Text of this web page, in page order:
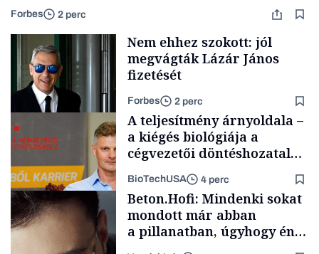
Forbes 2 perc
Politika
Nem ehhez szokott: jól
megvágták Lázár János
fizetését
Forbes 2 perc
A teljesítmény árnyoldala –
a kiégés biológiája a
cégvezetői döntéshozatal
BioTechUSA 4 perc
Beton.Hofi: Mindenki sokat
mondott már abban
a pillanatban, úgyhogy én
a legsarkosabb